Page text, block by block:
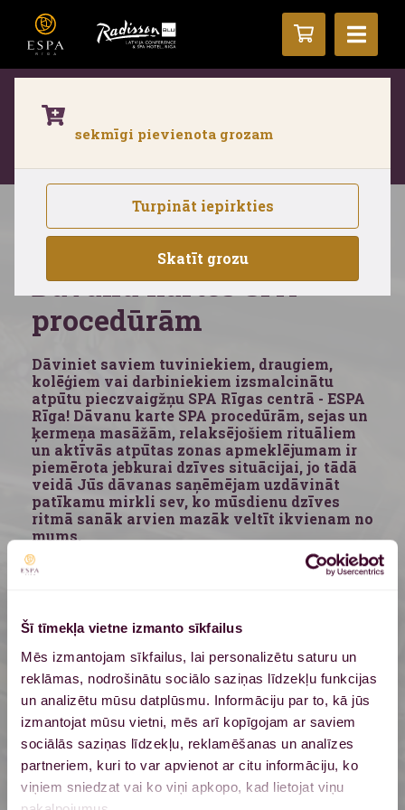
Šī tīmekļa vietne izmanto sīkfailus
Mēs izmantojam sīkfailus, lai personalizētu saturu un
reklāmas, nodrošinātu sociālo saziņas līdzekļu funkcijas
un analizētu mūsu datplūsmu. Informāciju par to, kā jūs
izmantojat mūsu vietni, mēs arī kopīgojam ar saviem
sociālās saziņas līdzekļu, reklamēšanas un analīzes
partneriem, kuri to var apvienot ar citu informāciju, ko
viņiem sniedzat vai ko viņi apkopo, kad lietojat viņu
Aktīvās atpūtas zona ir slēgta līdz
30.septembrim renovācijas dēļ. Pieejams
SPA dāvanu kartes
Dāvanu kartes SPA
procedūrām
Dāviniet saviem tuviniekiem, draugiem,
kolēģiem vai darbiniekiem izsmalcinātu
atpūtu pieczvaigžņu SPA Rīgas centrā - ESPA
Rīga! Dāvanu karte SPA procedūrām, sejas un
ķermeņa masāžām, relaksējošiem rituāliem
un aktīvās atpūtas zonas apmeklējumam ir
piemērota jebkurai dzīves situācijai, jo tādā
veidā Jūs dāvanas saņēmējam uzdāvināt
patīkamu mirkli sev, ko mūsdienu dzīves
ritmā sanāk arvien mazāk veltīt ikvienam no
mums.
Elektroniska dāvanu karte
sekmīgi pievienota grozam
Turpināt iepirkties
Skatīt grozu